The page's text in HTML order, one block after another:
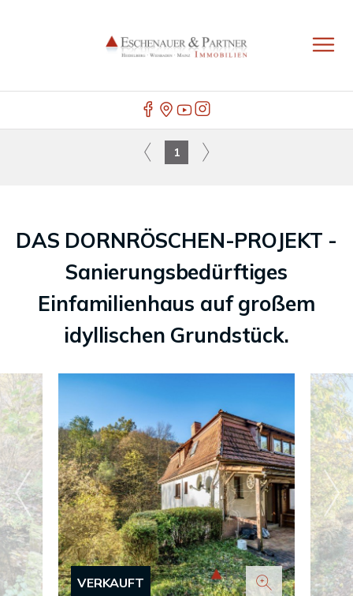
1
DAS DORNRÖSCHEN-PROJEKT -
Sanierungsbedürftiges
Einfamilienhaus auf großem
idyllischen Grundstück.
VERKAUFT